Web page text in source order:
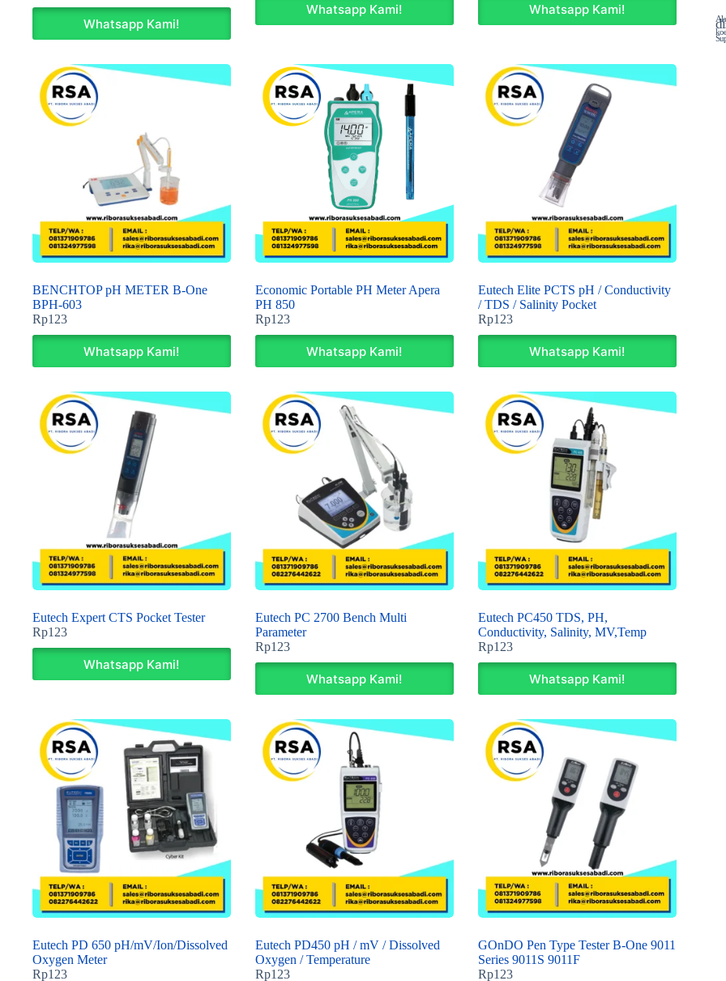
Whatsapp Kami!
Whatsapp Kami! Whatsapp Kami!
BENCHTOP pH METER B-One
BPH-603
Rp123
Whatsapp Kami!
Economic Portable PH Meter Apera
PH 850
Rp123
Whatsapp Kami!
Eutech Elite PCTS pH / Conductivity
/ TDS / Salinity Pocket
Rp123
Whatsapp Kami!
Eutech Expert CTS Pocket Tester
Rp123
Whatsapp Kami!
Eutech PC 2700 Bench Multi
Parameter
Rp123
Whatsapp Kami!
Eutech PC450 TDS, PH,
Conductivity, Salinity, MV,Temp
Rp123
Whatsapp Kami!
Eutech PD 650 pH/mV/Ion/Dissolved
Oxygen Meter
Rp123
Eutech PD450 pH / mV / Dissolved
Oxygen / Temperature
Rp123
GOnDO Pen Type Tester B-One 9011
Series 9011S 9011F
Rp123